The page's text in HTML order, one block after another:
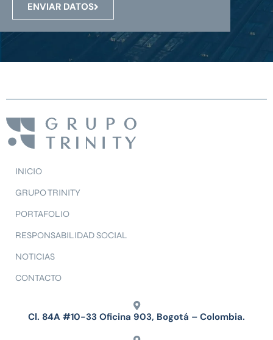
ENVIAR DATOS
INICIO
GRUPO TRINITY
PORTAFOLIO
RESPONSABILIDAD SOCIAL
NOTICIAS
CONTACTO
Cl. 84A #10-33 Oficina 903, Bogotá – Colombia.